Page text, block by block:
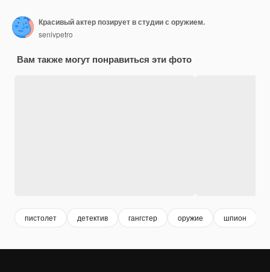
Красивый актер позирует в студии с оружием.
senivpetro
Вам также могут понравиться эти фото
пистолет детектив гангстер оружие шпион